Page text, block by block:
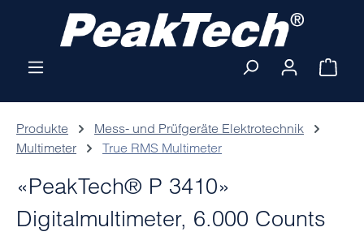
Zum Hauptinhalt springen
Produkte
Mess- und Prüfgeräte Elektrotechnik
Multimeter
True RMS Multimeter
«PeakTech® P 3410»
Digitalmultimeter, 6.000 Counts